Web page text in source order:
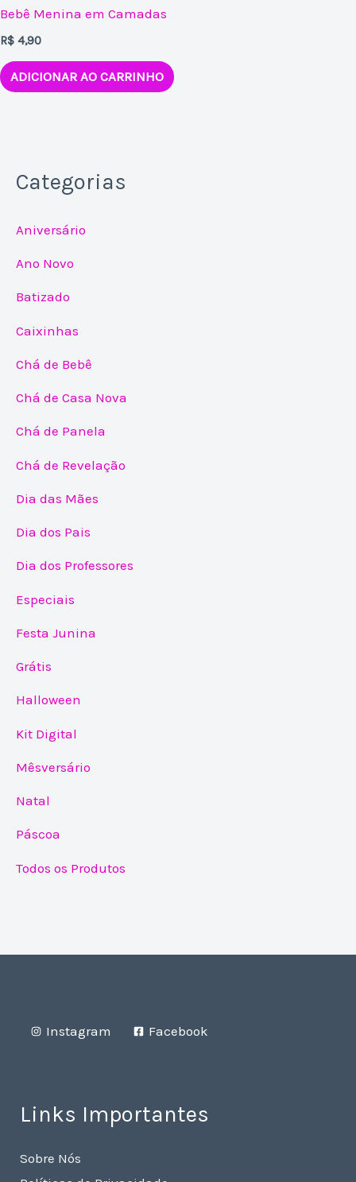
Bebê Menina em Camadas
R$ 4,90
ADICIONAR AO CARRINHO
Categorias
Aniversário
Ano Novo
Batizado
Caixinhas
Chá de Bebê
Chá de Casa Nova
Chá de Panela
Chá de Revelação
Dia das Mães
Dia dos Pais
Dia dos Professores
Especiais
Festa Junina
Grátis
Halloween
Kit Digital
Mêsversário
Natal
Páscoa
Todos os Produtos
Instagram Facebook
Links Importantes
Sobre Nós